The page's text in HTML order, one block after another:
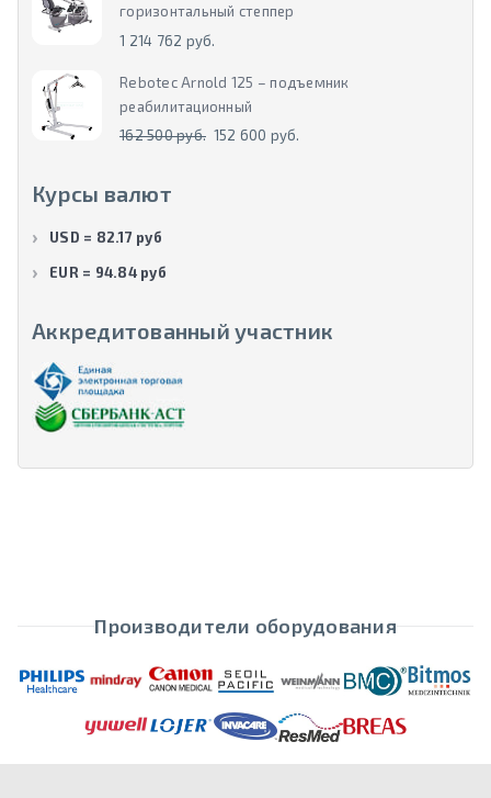
горизонтальный степпер
1 214 762 руб.
Rebotec Arnold 125 – подъемник
реабилитационный
162 500 руб. 152 600 руб.
Курсы валют
USD = 82.17 руб
EUR = 94.84 руб
Аккредитованный участник
Производители оборудования